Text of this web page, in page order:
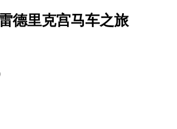
德里克宫马车之旅